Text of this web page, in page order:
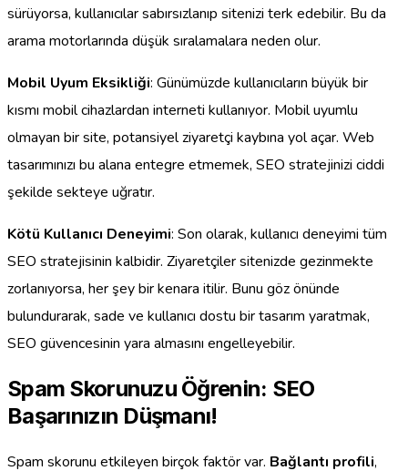
sürüyorsa, kullanıcılar sabırsızlanıp sitenizi terk edebilir. Bu da
arama motorlarında düşük sıralamalara neden olur.
Mobil Uyum Eksikliği: Günümüzde kullanıcıların büyük bir
kısmı mobil cihazlardan interneti kullanıyor. Mobil uyumlu
olmayan bir site, potansiyel ziyaretçi kaybına yol açar. Web
tasarımınızı bu alana entegre etmemek, SEO stratejinizi ciddi
şekilde sekteye uğratır.
Kötü Kullanıcı Deneyimi: Son olarak, kullanıcı deneyimi tüm
SEO stratejisinin kalbidir. Ziyaretçiler sitenizde gezinmekte
zorlanıyorsa, her şey bir kenara itilir. Bunu göz önünde
bulundurarak, sade ve kullanıcı dostu bir tasarım yaratmak,
SEO güvencesinin yara almasını engelleyebilir.
Spam Skorunuzu Öğrenin: SEO
Başarınızın Düşmanı!
Spam skorunu etkileyen birçok faktör var. Bağlantı profili,